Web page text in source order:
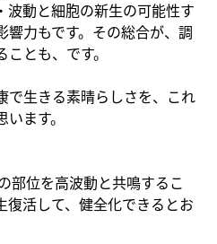
波動と細胞の新生の可能性す
響力もです。その総合が、調
とも、です。
で生きる素晴らしさを、これ
ます。
部位を高波動と共鳴するこ
復活して、健全化できるとお